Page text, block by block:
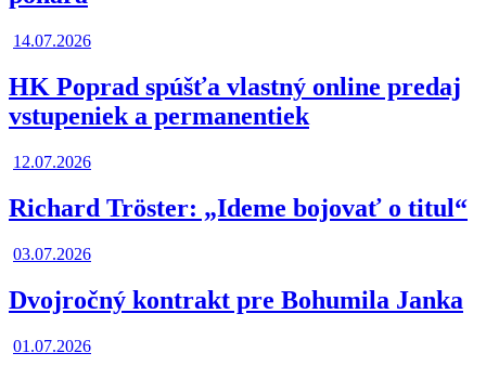
14.07.2026
HK Poprad spúšťa vlastný online predaj
vstupeniek a permanentiek
12.07.2026
Richard Tröster: „Ideme bojovať o titul“
03.07.2026
Dvojročný kontrakt pre Bohumila Janka
01.07.2026